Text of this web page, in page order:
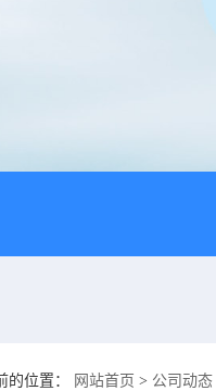
的位置： 网站首页 > 公司动态